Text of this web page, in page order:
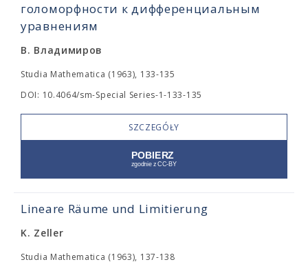
голоморфности к дифференциальным
уравнениям
В. Владимиров
Studia Mathematica (1963), 133-135
DOI: 10.4064/sm-Special Series-1-133-135
SZCZEGÓŁY
Lineare Räume und Limitierung
K. Zeller
Studia Mathematica (1963), 137-138